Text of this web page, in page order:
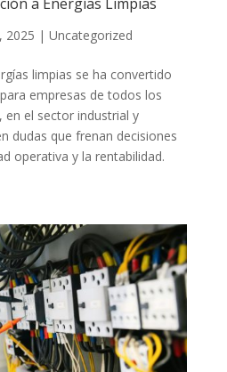
2025 | Uncategorized
limpias se ha convertido
empresas de todos los
en el sector industrial y
dudas que frenan decisiones
operativa y la rentabilidad.